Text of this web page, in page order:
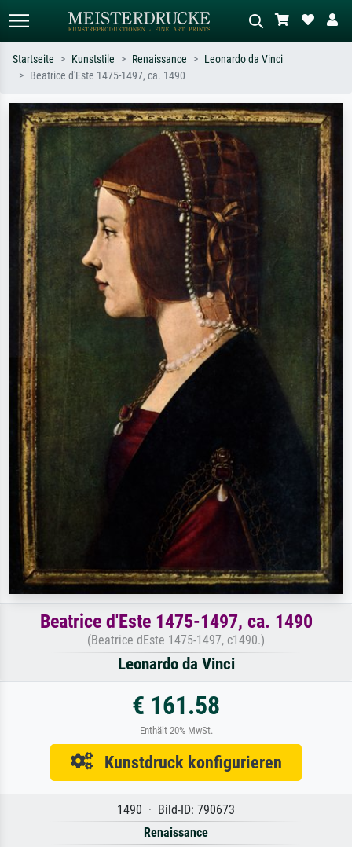
Suchen Sie nach Künstlern, Werktiteln
oder Stilen – z.B. Monet,
Sternennacht, Impressionismus, Welle
Hokusai, Akt.
Beschreiben Sie die Szene – z.B. Grüne
Wiese, Abstrakt mit viel Rot, Dunkles
Ölgemälde, Stehender Akt neben einem
Startseite Kunststile Renaissance
Leonardo da Vinci
Beatrice d'Este 1475-1497, ca. 1490
Beatrice d'Este 1475-1497, ca. 1490
(Beatrice dEste 1475-1497, c1490.)
Leonardo da Vinci
€ 161.58
Enthält 20% MwSt.
Kunstdruck konfigurieren
1490 · Bild-ID: 790673
Renaissance